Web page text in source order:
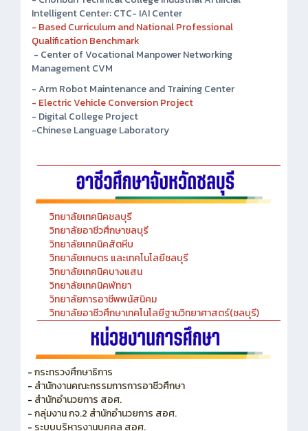
- Based Curriculum and National Professional
Qualification Benchmark
- Center of Vocational Manpower Networking
Management CVM
- Arm Robot Maintenance and Training Center
- Electric Vehicle Conversion Project
- Digital College Project
-Chinese Language Laboratory
วิทยาลัยเทคนิคชลบุรี
วิทยาลัยอาชีวศึกษาชลบุรี
วิทยาลัยเทคนิคสัตหีบ
วิทยาลัยเกษตร และเทคโนโลยีชลบุรี
วิทยาลัยเทคนิคบางแสน
วิทยาลัยเทคนิคพัทยา
วิทยาลัยการอาชีพพนัสนิคม
วิทยาลัยอาชีวศึกษาเทคโนโลยีฐานวิทยาศาสตร์(ชลบุรี)
กระทรวงศึกษาธิการ
สำนักงานคณะกรรมการการอาชีวศึกษา
สำนักอำนวยการ สอศ.
กลุ่มงาน กจ.2 สำนักอำนวยการ สอศ.
ระบบบริหารงานบุคคล สอศ.
สำนักงาน ก.ค.ศ.